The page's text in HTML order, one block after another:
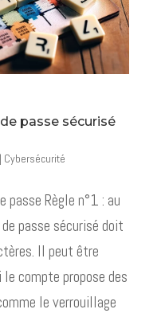
passe sécurisé
| Cybersécurité
passe Règle n°1 : au
passe sécurisé doit
Il peut être
compte propose des
le verrouillage